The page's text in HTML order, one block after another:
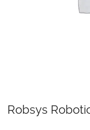
Robsys